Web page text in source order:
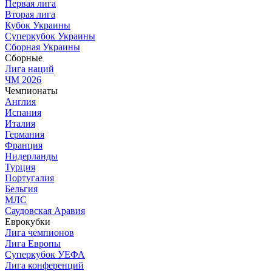
Первая лига
Вторая лига
Кубок Украины
Суперкубок Украины
Сборная Украины
Сборные
Лига наций
ЧМ 2026
Чемпионаты
Англия
Испания
Италия
Германия
Франция
Нидерланды
Турция
Португалия
Бельгия
МЛС
Саудовская Аравия
Еврокубки
Лига чемпионов
Лига Европы
Суперкубок УЕФА
Лига конференций